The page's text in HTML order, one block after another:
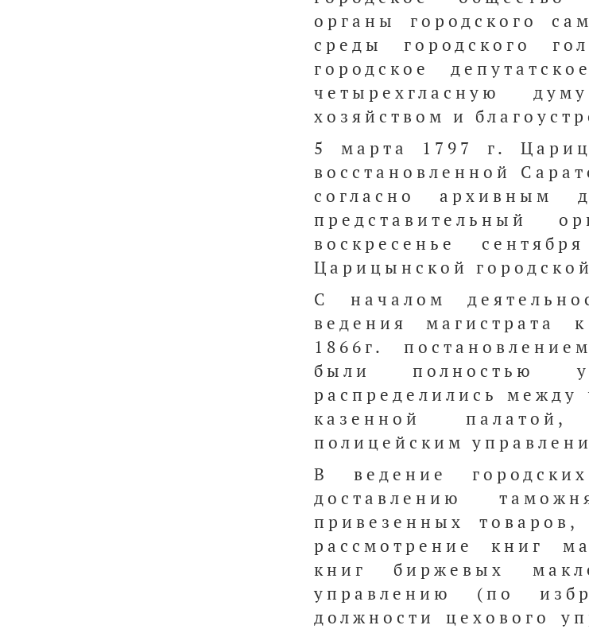
органы городского
среды городского
городское
четырехгласную
хозяйством и
5 марта 1797 г.
восстановленной
согласно
представительный
воскресенье
Царицынской
С началом
ведения магистрата
1866г.
были полностью
распределились
казенной
полицейским
В ведение
доставлению
привезенных товаров,
рассмотрение книг
книг биржевых
управлению (по
должности цехового